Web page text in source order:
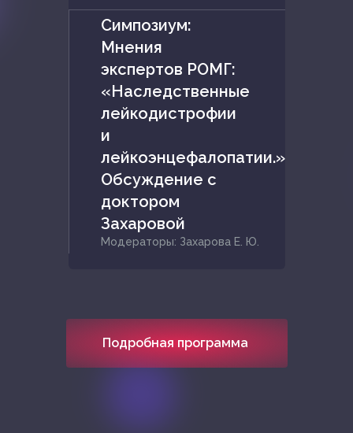
Симпозиум:
Мнения
экспертов РОМГ:
«Наследственные
лейкодистрофии
и
лейкоэнцефалопатии.»
Обсуждение с
доктором
Захаровой
Модераторы: Захарова Е. Ю.
Подробная программа